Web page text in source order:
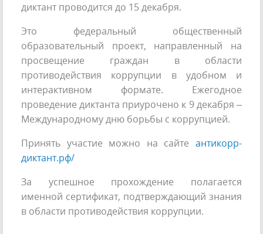
диктант проводится до 15 декабря.
Это федеральный общественный
образовательный проект, направленный на
просвещение граждан в области
противодействия коррупции в удобном и
интерактивном формате. Ежегодное
проведение диктанта приурочено к 9 декабря –
Международному дню борьбы с коррупцией.
Принять участие можно на сайте антикорр-
диктант.рф/
За успешное прохождение полагается
именной сертификат, подтверждающий знания
в области противодействия коррупции.